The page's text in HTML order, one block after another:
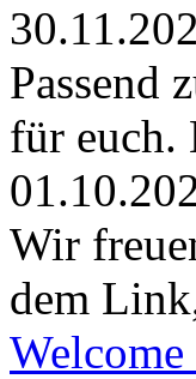
Passend
für euch.
Wir
dem